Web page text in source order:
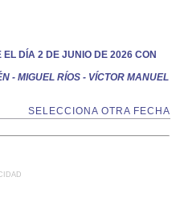
DÍA 2 DE JUNIO DE 2026 CON
- MIGUEL RÍOS - VÍCTOR MANUEL
SELECCIONA OTRA FECHA